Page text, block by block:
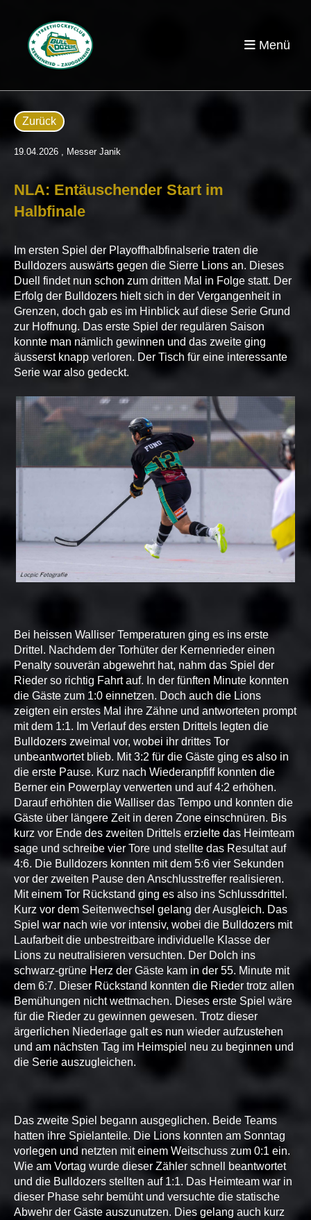
Menü
Zurück
19.04.2026 , Messer Janik
NLA: Entäuschender Start im
Halbfinale
Im ersten Spiel der Playoffhalbfinalserie traten die
Bulldozers auswärts gegen die Sierre Lions an. Dieses
Duell findet nun schon zum dritten Mal in Folge statt. Der
Erfolg der Bulldozers hielt sich in der Vergangenheit in
Grenzen, doch gab es im Hinblick auf diese Serie Grund
zur Hoffnung. Das erste Spiel der regulären Saison
konnte man nämlich gewinnen und das zweite ging
äusserst knapp verloren. Der Tisch für eine interessante
Serie war also gedeckt.
Bei heissen Walliser Temperaturen ging es ins erste
Drittel. Nachdem der Torhüter der Kernenrieder einen
Penalty souverän abgewehrt hat, nahm das Spiel der
Rieder so richtig Fahrt auf. In der fünften Minute konnten
die Gäste zum 1:0 einnetzen. Doch auch die Lions
zeigten ein erstes Mal ihre Zähne und antworteten prompt
mit dem 1:1. Im Verlauf des ersten Drittels legten die
Bulldozers zweimal vor, wobei ihr drittes Tor
unbeantwortet blieb. Mit 3:2 für die Gäste ging es also in
die erste Pause. Kurz nach Wiederanpfiff konnten die
Berner ein Powerplay verwerten und auf 4:2 erhöhen.
Darauf erhöhten die Walliser das Tempo und konnten die
Gäste über längere Zeit in deren Zone einschnüren. Bis
kurz vor Ende des zweiten Drittels erzielte das Heimteam
sage und schreibe vier Tore und stellte das Resultat auf
4:6. Die Bulldozers konnten mit dem 5:6 vier Sekunden
vor der zweiten Pause den Anschlusstreffer realisieren.
Mit einem Tor Rückstand ging es also ins Schlussdrittel.
Kurz vor dem Seitenwechsel gelang der Ausgleich. Das
Spiel war nach wie vor intensiv, wobei die Bulldozers mit
Laufarbeit die unbestreitbare individuelle Klasse der
Lions zu neutralisieren versuchten. Der Dolch ins
schwarz-grüne Herz der Gäste kam in der 55. Minute mit
dem 6:7. Dieser Rückstand konnten die Rieder trotz allen
Bemühungen nicht wettmachen. Dieses erste Spiel wäre
für die Rieder zu gewinnen gewesen. Trotz dieser
ärgerlichen Niederlage galt es nun wieder aufzustehen
und am nächsten Tag im Heimspiel neu zu beginnen und
die Serie auszugleichen.
Das zweite Spiel begann ausgeglichen. Beide Teams
hatten ihre Spielanteile. Die Lions konnten am Sonntag
vorlegen und netzten mit einem Weitschuss zum 0:1 ein.
Wie am Vortag wurde dieser Zähler schnell beantwortet
und die Bulldozers stellten auf 1:1. Das Heimteam war in
dieser Phase sehr bemüht und versuchte die statische
Abwehr der Gäste auszunutzen. Dies gelang auch kurz